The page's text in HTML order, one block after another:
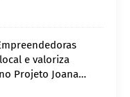
e valoriza
Projeto Joana